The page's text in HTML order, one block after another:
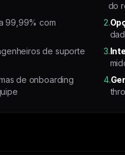
99,99% com
de suporte
de onboarding
do
2.
3.
4.